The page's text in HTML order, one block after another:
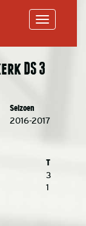
DS 3
Seizoen
2016-2017
T
3
1